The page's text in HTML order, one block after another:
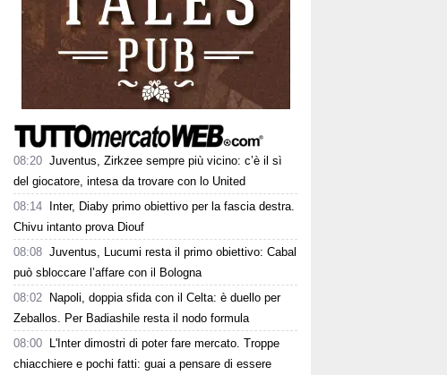
08:20 Juventus, Zirkzee sempre più vicino: c’è il sì
del giocatore, intesa da trovare con lo United
08:14
Inter, Diaby primo obiettivo per la fascia destra.
Chivu intanto prova Diouf
08:08 Juventus, Lucumi resta il primo obiettivo: Cabal
può sbloccare l’affare con il Bologna
08:02
Napoli, doppia sfida con il Celta: è duello per
Zeballos. Per Badiashile resta il nodo formula
08:00
L'Inter dimostri di poter fare mercato. Troppe
chiacchiere e pochi fatti: guai a pensare di essere